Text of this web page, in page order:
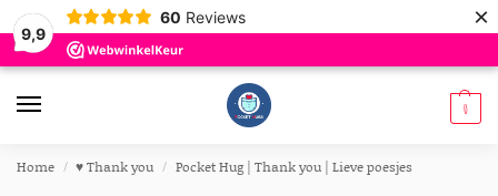
9,9
60 Reviews ×
0
Home / ♥︎ Thank you / Pocket Hug | Thank you | Lieve poesjes